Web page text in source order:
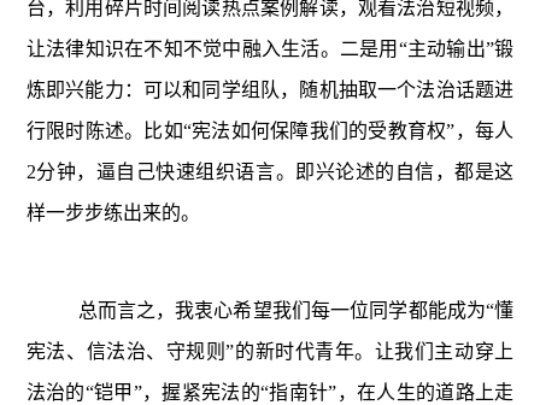
台，利用碎片时间阅读热点案例解读，观看法治短视频，
让法律知识在不知不觉中融入生活。 二是用 “主动输出”锻
炼即兴能力：可以和同学组队，随机抽取一个法治话题进
行限时陈述。比如“宪法如何保障我们的受教育权”，每人
2分钟，逼自己快速组织语言。即兴论述的自信，都是这
样一步步练出来的。
总而言之，我衷心希望我们每一位同学都能成为“懂
宪法、信法治、守规则”的新时代青年。让我们主动穿上
法治的“铠甲”，握紧宪法的“指南针”，在人生的道路上走